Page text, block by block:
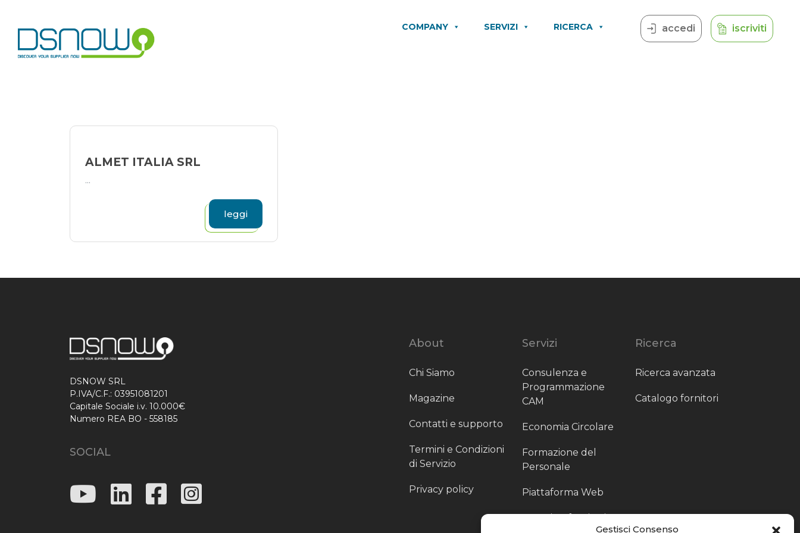
Gestisci Consenso
content
COMPANY SERVIZI RICERCA accedi iscriviti
ALMET ITALIA SRL
...
leggi
DSNOW SRL
P.IVA/C.F.: 03951081201
Capitale Sociale i.v. 10.000€
Numero REA BO - 558185
SOCIAL
About
Chi Siamo
Magazine
Contatti e supporto
Termini e Condizioni
di Servizio
Privacy policy
Servizi
Consulenza e
Programmazione
CAM
Economia Circolare
Formazione del
Personale
Piattaforma Web
Scouting fornitori
Ricerca
Ricerca avanzata
Catalogo fornitori